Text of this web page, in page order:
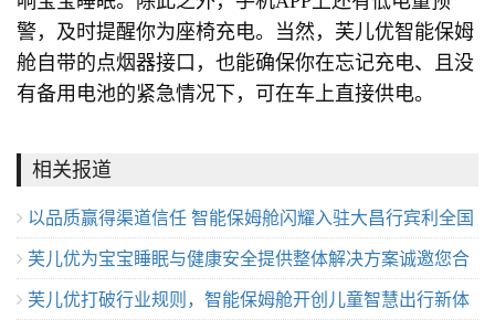
警，及时提醒你为座椅充电。当然，芙儿优智能保姆
舱自带的点烟器接口，也能确保你在忘记充电、且没
有备用电池的紧急情况下，可在车上直接供电。
相关报道
以品质赢得渠道信任 智能保姆舱闪耀入驻大昌行宾利全国
门店
芙儿优为宝宝睡眠与健康安全提供整体解决方案诚邀您合
作芙儿优打破行业规则，智能保姆舱开创儿童智慧出行新体